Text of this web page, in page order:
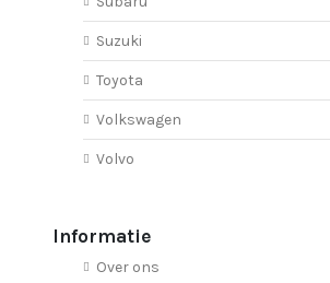
Suzuki
Toyota
Volkswagen
Volvo
Informatie
Over ons